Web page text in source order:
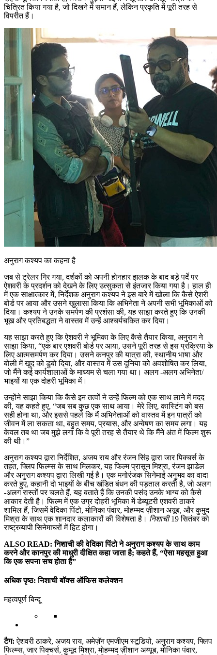
चित्रित किया गया है, जो दिखने में समान हैं, लेकिन प्रकृति में पूरी तरह से
विपरीत हैं।
अनुराग कश्यप का कहना है
जब से ट्रेलर गिर गया, दर्शकों को अपनी होनहार झलक के बाद बड़े पर्दे पर
ऐशवरी के प्रदर्शन को देखने के लिए उत्सुकता से इंतजार किया गया है। हाल ही
में एक साक्षात्कार में, निर्देशक अनुराग कश्यप ने इस बारे में खोला कि कैसे ऐशरी
बोर्ड पर आया और उसने खुलासा किया कि अभिनेता ने अपनी सभी भूमिकाओं को
दिया। कश्यप ने उनके समर्पण की प्रशंसा की, यह साझा करते हुए कि उनकी
भूख और प्रतिबद्धता ने वास्तव में उन्हें आश्चर्यचकित कर दिया।
यह साझा करते हुए कि ऐशवरी ने भूमिका के लिए कैसे तैयार किया, अनुराग ने
साझा किया, “एक बार एशवरी बोर्ड पर आया, उसने पूरी तरह से इस प्रक्रिया के
लिए आत्मसमर्पण कर दिया। उसने कनपुर की यात्रा की, स्थानीय भाषा और
बोली में खुद को डुबो दिया, और वास्तव में उस दुनिया को अवशोषित कर लिया,
जो मैंने कई कार्यशालाओं के माध्यम से चला गया था। अलग -अलग अभिनेता/
भाइयों या एक दोहरी भूमिका में।
उन्होंने साझा किया कि कैसे इन तत्वों ने उन्हें फिल्म को एक साथ लाने में मदद
की, यह कहते हुए, “जब सब कुछ एक साथ आया। मेरे लिए, कास्टिंग को बस
सही होना था, और इससे पहले कि मैं अभिनेताओं को वास्तव में इन पात्रों को
जीवन में ला सकता था, बहुत समय, प्रयास, और अन्वेषण का समय लगा। यह
केवल तब था जब मुझे लगा कि वे पूरी तरह से तैयार थे कि मैंने अंत में फिल्म शुरू
की थी।”
अनुराग कश्यप द्वारा निर्देशित, अजय राय और रंजन सिंह द्वारा जार पिक्चर्स के
तहत, फ्लिप फिल्म्स के साथ मिलकर, यह फिल्म प्रासून मिश्रा, रंजन झाडेल
और अनुराग कश्यप द्वारा लिखी गई है। एक मनोरंजक सिनेमाई अनुभव का वादा
करते हुए, कहानी दो भाइयों के बीच खंडित बंधन की पड़ताल करती है, जो अलग
-अलग रास्तों पर चलते हैं, यह बताते हैं कि उनकी पसंद उनके भाग्य को कैसे
आकार देती है। फिल्म में एक उग्र दोहरी भूमिका में डेब्यूटरी एशवरी ठाकरे
शामिल हैं, जिसमें वेदिका पिंटो, मोनिका पंवार, मोहम्मद ज़ीशान अयूब, और कुमुद
मिश्रा के साथ एक शानदार कलाकारों की विशेषता है। निशाची19 सितंबर को
राष्ट्रव्यापी सिनेमाघरों में हिट होगा।
ALSO READ: निशाची की वेदिका पिंटो ने अनुराग कश्यप के साथ काम
करने और कानपुर की माधुरी दीक्षित कहा जाता है; कहते हैं, “ऐसा महसूस हुआ
कि एक सपना सच होता है”
अधिक पृष्ठ: निशाची बॉक्स ऑफिस कलेक्शन
महत्वपूर्ण बिन्दू
टैग:ऐशवरी ठाकरे, अजय राय, अमेज़ॅन एमजीएम स्टूडियो, अनुराग कश्यप, फ्लिप
फिल्म्स, जार पिक्चर्स, कुमूद मिश्रा, मोहम्मद ज़ीशान अय्यूब, मोनिका पंवार,